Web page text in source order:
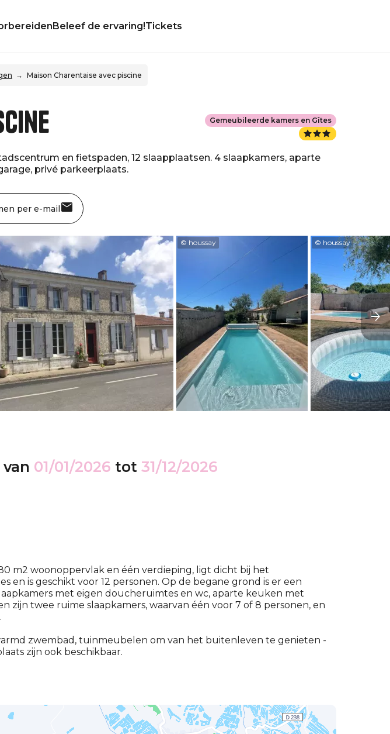
Beleef de ervaring!Tickets
Maison Charentaise avec piscine
en fietspaden, 12 slaapplaatsen. 4 slaapkamers, aparte
privé parkeerplaats.
Gemeubileerde kamers en Gîtes
per e-mail
© houssay © houssay
van 01/01/2026 tot 31/12/2026
m2 woonoppervlak en één verdieping, ligt dicht bij het
en is geschikt voor 12 personen. Op de begane grond is er een
met eigen doucheruimtes en wc, aparte keuken met
zijn twee ruime slaapkamers, waarvan één voor 7 of 8 personen, en
zwembad, tuinmeubelen om van het buitenleven te genieten -
zijn ook beschikbaar.